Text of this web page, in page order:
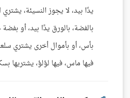
يدًا بيد، لا يجوز النسيئة،
بالفضة، بالورق يدًا بيد، أو بفضة
بأس، أو بأموال أخرى يشتري
فيها ماس، فيها لؤلؤ، يشتريها